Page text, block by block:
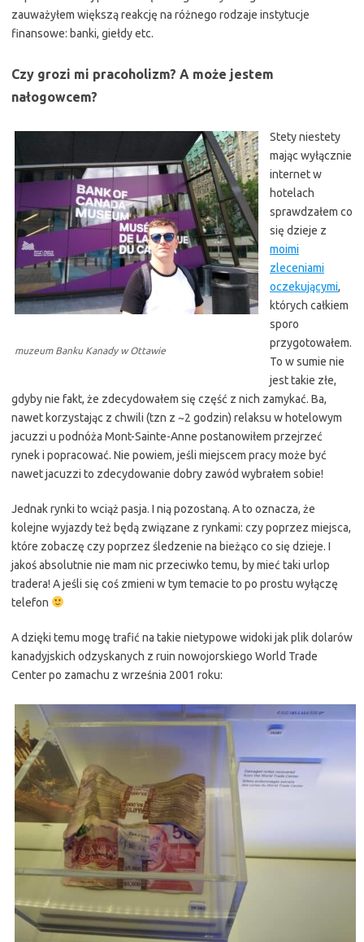
zauważyłem większą reakcję na różnego rodzaje instytucje
finansowe: banki, giełdy etc.
Czy grozi mi pracoholizm? A może jestem
nałogowcem?
muzeum Banku Kanady w Ottawie
Stety niestety
mając wyłącznie
internet w
hotelach
sprawdzałem co
się dzieje z
moimi
zleceniami
oczekującymi,
których całkiem
sporo
przygotowałem.
To w sumie nie
jest takie złe,
gdyby nie fakt, że zdecydowałem się część z nich zamykać. Ba,
nawet korzystając z chwili (tzn z ~2 godzin) relaksu w hotelowym
jacuzzi u podnóża Mont-Sainte-Anne postanowiłem przejrzeć
rynek i popracować. Nie powiem, jeśli miejscem pracy może być
nawet jacuzzi to zdecydowanie dobry zawód wybrałem sobie!
Jednak rynki to wciąż pasja. I nią pozostaną. A to oznacza, że
kolejne wyjazdy też będą związane z rynkami: czy poprzez miejsca,
które zobaczę czy poprzez śledzenie na bieżąco co się dzieje. I
jakoś absolutnie nie mam nic przeciwko temu, by mieć taki urlop
tradera! A jeśli się coś zmieni w tym temacie to po prostu wyłączę
telefon
A dzięki temu mogę trafić na takie nietypowe widoki jak plik dolarów
kanadyjskich odzyskanych z ruin nowojorskiego World Trade
Center po zamachu z września 2001 roku: